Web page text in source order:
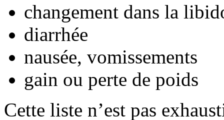
changement dans la
diarrhée
nausée, vomissements
gain ou perte de poids
Cette liste n’est pas